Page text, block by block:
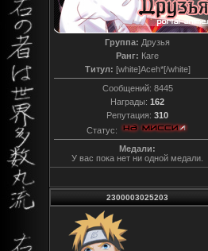
Группа: Друзья
Ранг: Каге
Титул: [white]Aceh*[/white]
Сообщений: 8445
Награды: 162
Репутация: 310
Статус:
Медали:
У вас пока нет ни одной медали.
2300003025203